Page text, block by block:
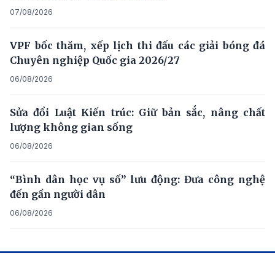
07/08/2026
VPF bốc thăm, xếp lịch thi đấu các giải bóng đá
Chuyên nghiệp Quốc gia 2026/27
06/08/2026
Sửa đổi Luật Kiến trúc: Giữ bản sắc, nâng chất
lượng không gian sống
06/08/2026
“Bình dân học vụ số” lưu động: Đưa công nghệ
đến gần người dân
06/08/2026